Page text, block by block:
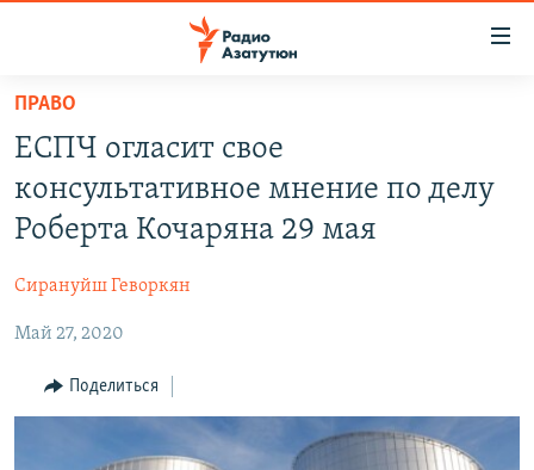
Перейти
основному
содержанию
Перейти
основной
навигации
Перейти
поиску
ПОЛИТИКА
ЭКОНОМИКА
РЕГИОН
НАГОРНЫЙ КАРАБАХ
ПРАВО
ЕСПЧ огласит свое
консультативное мнение по делу
Роберта Кочаряна 29 мая
Сирануйш Геворкян
Май 27, 2020
Поделиться